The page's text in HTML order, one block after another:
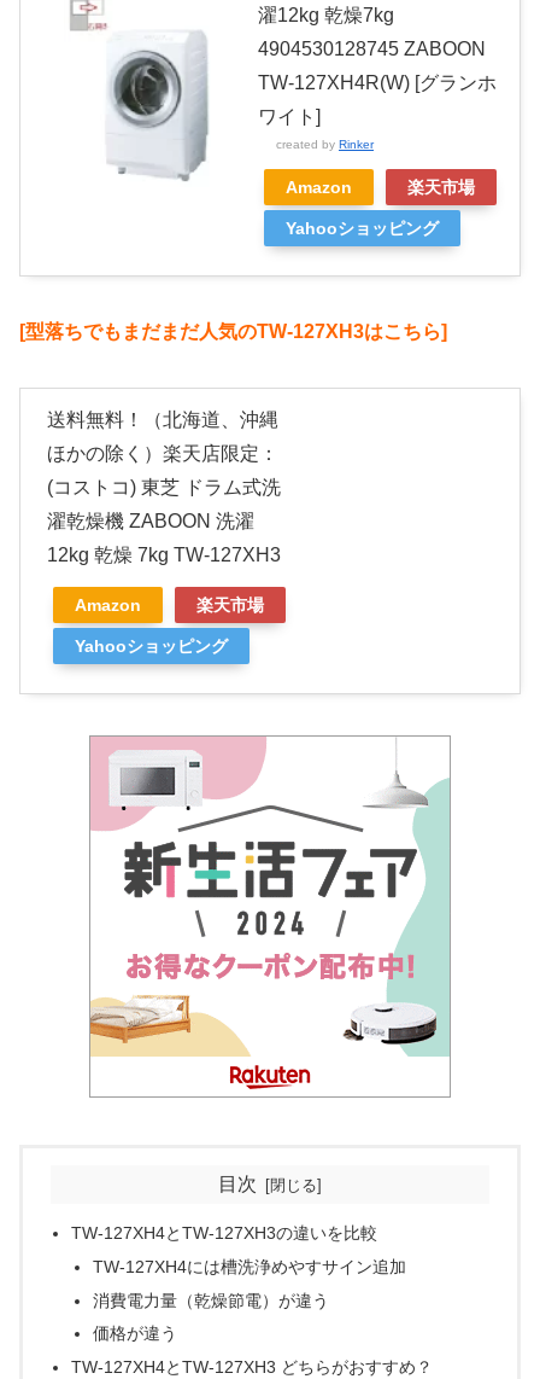
濯12kg 乾燥7kg
4904530128745 ZABOON
TW-127XH4R(W) [グランホ
ワイト]
created by Rinker
Amazon 楽天市場
Yahooショッピング
[型落ちでもまだまだ人気のTW-127XH3はこちら]
送料無料！（北海道、沖縄
ほかの除く）楽天店限定：
(コストコ) 東芝 ドラム式洗
濯乾燥機 ZABOON 洗濯
12kg 乾燥 7kg TW-127XH3
Amazon 楽天市場
Yahooショッピング
目次
TW-127XH4とTW-127XH3の違いを比較
TW-127XH4には槽洗浄めやすサイン追加
消費電力量（乾燥節電）が違う
価格が違う
TW-127XH4とTW-127XH3 どちらがおすすめ？